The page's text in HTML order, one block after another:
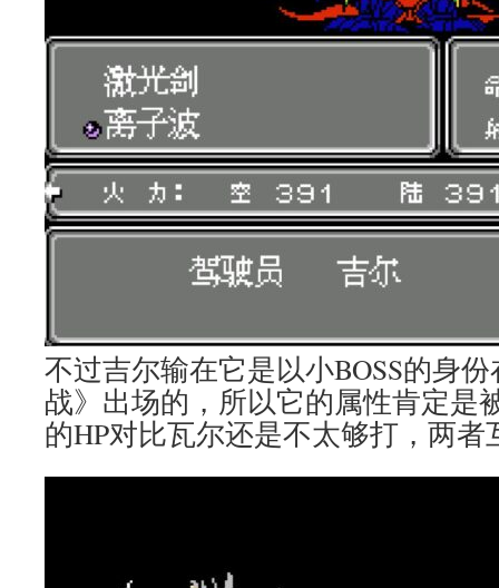
不过吉尔输在它是以小BOSS的身
战》出场的，所以它的属性肯定是
的HP对比瓦尔还是不太够打，两